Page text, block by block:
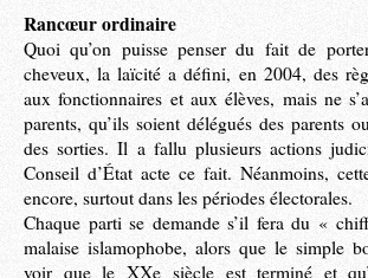
Rancœur ordinaire
Quoi qu’on puisse penser du fait de
cheveux, la laïcité a défini, en 2004, des
aux fonctionnaires et aux élèves, mais ne
parents, qu’ils soient délégués des parents
des sorties. Il a fallu plusieurs actions
Conseil d’État acte ce fait. Néanmoins,
encore, surtout dans les périodes électorales.
Chaque parti se demande s’il fera du «
malaise islamophobe, alors que le simple
voir que le XXe siècle est terminé et